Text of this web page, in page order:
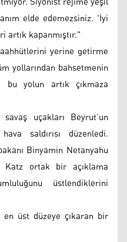
elde edemezsiniz. 'İyi
artık kapanmıştır."
yerine getirme
yollarından bahsetmenin
yolun artık çıkmaza
uçakları Beyrut’un
saldırısı düzenledi.
Binyamin Netanyahu
Katz ortak bir açıklama
üstlendiklerini
üst düzeye çıkaran bir